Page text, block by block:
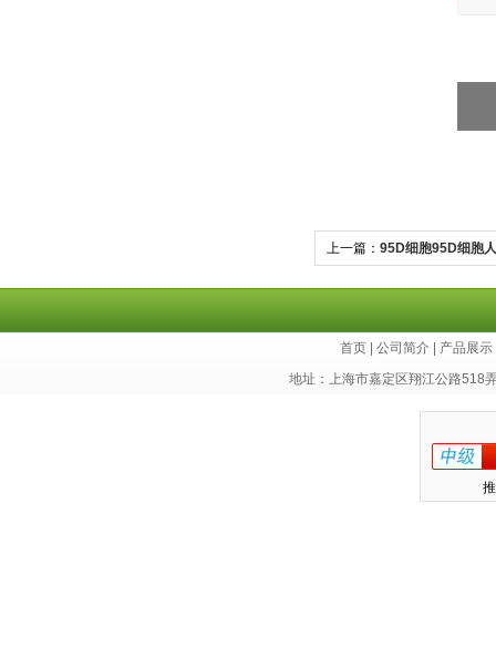
上一篇： 95D细胞95D细胞
首页 公司简介 产品展示
地址：上海市嘉定区翔江公路518